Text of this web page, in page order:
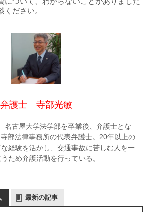
ださい。
弁護士 寺部光敏
古屋大学法学部を卒業後、弁護士とな
部法律事務所の代表弁護士。20年以上の
経験を活かし、交通事故に苦しむ人を一
ため弁護活動を行っている。
最新の記事